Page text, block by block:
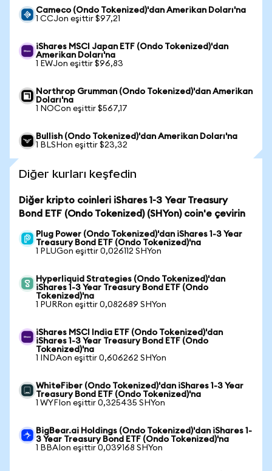
Cameco (Ondo Tokenized)'dan Amerikan Doları'na
1 CCJon eşittir $97,21
iShares MSCI Japan ETF (Ondo Tokenized)'dan
Amerikan Doları'na
1 EWJon eşittir $96,83
Northrop Grumman (Ondo Tokenized)'dan Amerikan
Doları'na
1 NOCon eşittir $567,17
Bullish (Ondo Tokenized)'dan Amerikan Doları'na
1 BLSHon eşittir $23,32
Diğer kurları keşfedin
Diğer kripto coinleri iShares 1-3 Year Treasury
Bond ETF (Ondo Tokenized) (SHYon) coin'e çevirin
Plug Power (Ondo Tokenized)'dan iShares 1-3 Year
Treasury Bond ETF (Ondo Tokenized)'na
1 PLUGon eşittir 0,026112 SHYon
Hyperliquid Strategies (Ondo Tokenized)'dan
iShares 1-3 Year Treasury Bond ETF (Ondo
Tokenized)'na
1 PURRon eşittir 0,082689 SHYon
iShares MSCI India ETF (Ondo Tokenized)'dan
iShares 1-3 Year Treasury Bond ETF (Ondo
Tokenized)'na
1 INDAon eşittir 0,606262 SHYon
WhiteFiber (Ondo Tokenized)'dan iShares 1-3 Year
Treasury Bond ETF (Ondo Tokenized)'na
1 WYFIon eşittir 0,325435 SHYon
BigBear.ai Holdings (Ondo Tokenized)'dan iShares 1-
3 Year Treasury Bond ETF (Ondo Tokenized)'na
1 BBAIon eşittir 0,039168 SHYon